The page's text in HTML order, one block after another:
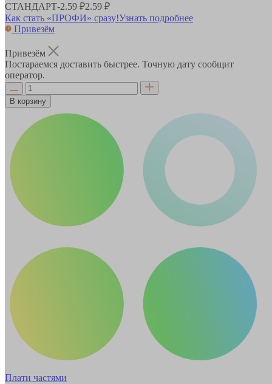
СТАНДАРТ-2.59 ₽2.59 ₽
Как стать «ПРОФИ» сразу!Узнать подробнее
Привезём
Привезём
Постараемся доставить быстрее. Точную дату сообщит
оператор.
В корзину
Плати частями